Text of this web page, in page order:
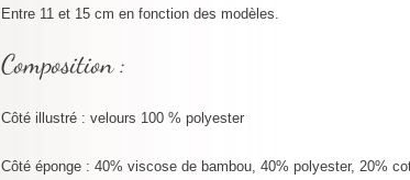
Entre 11 et 15 cm en fonction des modèles.
Composition :
Côté illustré : velours 100 % polyester
Côté éponge : 40% viscose de bambou, 40% polyester, 20%